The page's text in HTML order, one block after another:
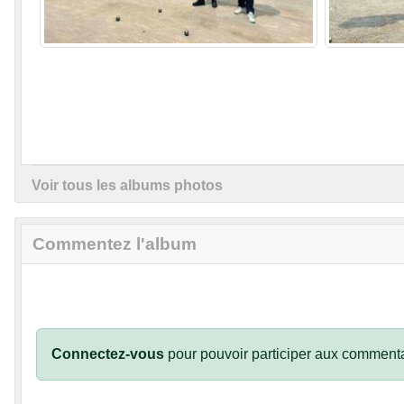
Voir tous les albums photos
Commentez l'album
Connectez-vous pour pouvoir participer aux